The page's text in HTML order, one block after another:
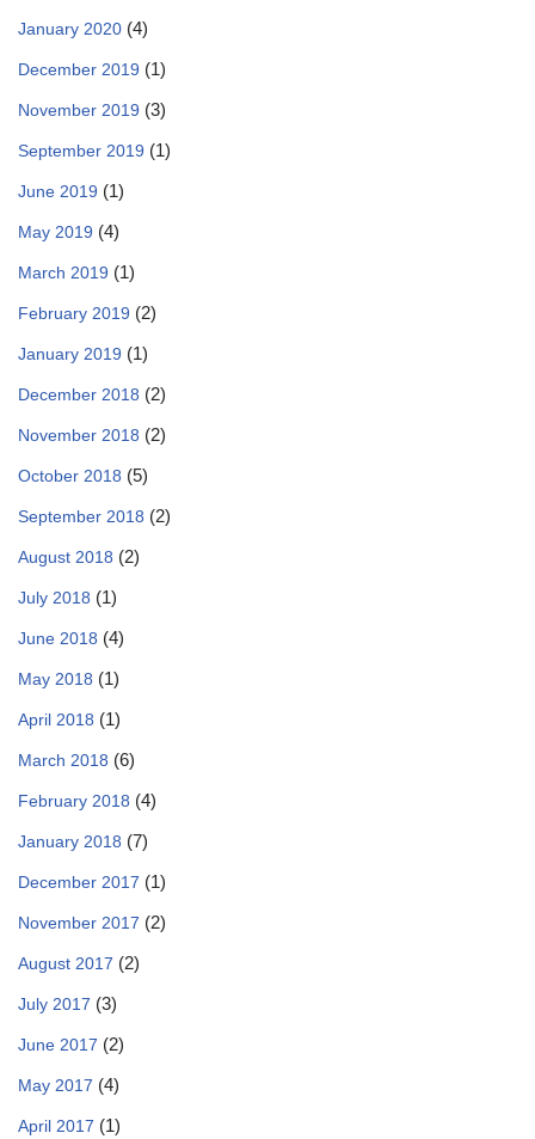
January 2020 (4)
December 2019 (1)
November 2019 (3)
September 2019 (1)
June 2019 (1)
May 2019 (4)
March 2019 (1)
February 2019 (2)
January 2019 (1)
December 2018 (2)
November 2018 (2)
October 2018 (5)
September 2018 (2)
August 2018 (2)
July 2018 (1)
June 2018 (4)
May 2018 (1)
April 2018 (1)
March 2018 (6)
February 2018 (4)
January 2018 (7)
December 2017 (1)
November 2017 (2)
August 2017 (2)
July 2017 (3)
June 2017 (2)
May 2017 (4)
April 2017 (1)